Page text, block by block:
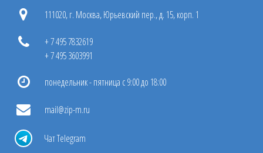
111020, г. Москва, Юрьевский пер., д. 15, корп. 1
+ 7 495 7832619
+ 7 495 3603991
понедельник - пятница с 9:00 до 18:00
mail@zip-m.ru
Чат Telegram